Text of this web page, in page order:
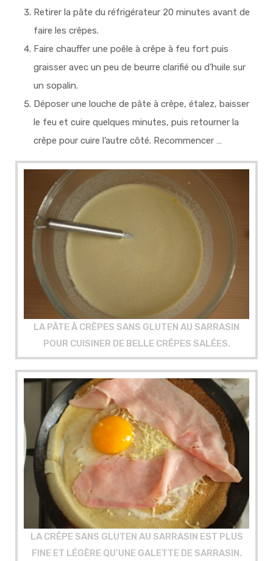
Retirer la pâte du réfrigérateur 20 minutes avant de
faire les crêpes.
Faire chauffer une poêle à crêpe à feu fort puis
graisser avec un peu de beurre clarifié ou d’huile sur
un sopalin.
Déposer une louche de pâte à crêpe, étalez, baisser
le feu et cuire quelques minutes, puis retourner la
crêpe pour cuire l’autre côté. Recommencer …
LA PÂTE À CRÊPES SANS GLUTEN AU SARRASIN
POUR CUISINER DE BELLE CRÊPES SALÉES.
LA CRÊPE SANS GLUTEN AU SARRASIN EST PLUS
FINE ET LÉGÈRE QU’UNE GALETTE DE SARRASIN.